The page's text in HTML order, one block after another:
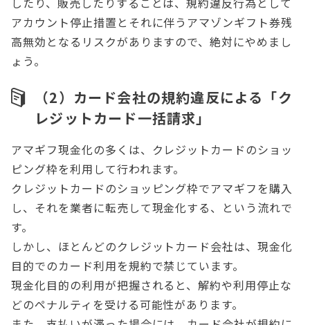
アカウント停止措置とそれに伴うアマゾンギフト券残
高無効となるリスクがありますので、絶対にやめまし
ょう。
（2）カード会社の規約違反による「ク
レジットカード一括請求」
アマギフ現金化の多くは、クレジットカードのショッ
ピング枠を利用して行われます。
クレジットカードのショッピング枠でアマギフを購入
し、それを業者に転売して現金化する、という流れで
す。
しかし、ほとんどのクレジットカード会社は、現金化
目的でのカード利用を規約で禁じています。
現金化目的の利用が把握されると、解約や利用停止な
どのペナルティを受ける可能性があります。